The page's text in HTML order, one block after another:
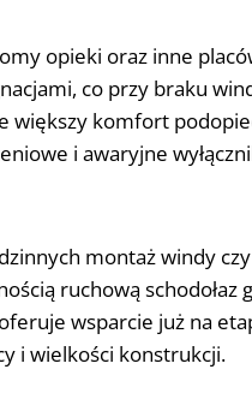
opieki oraz inne
co przy braku
większy komfort
i awaryjne
montaż windy
ruchową
wsparcie już na
i wielkości konstrukcji.